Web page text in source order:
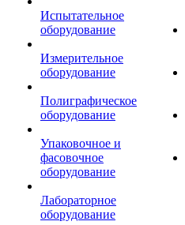
Испытательное
оборудование
Измерительное
оборудование
Полиграфическое
оборудование
Упаковочное и
фасовочное
оборудование
Лабораторное
оборудование